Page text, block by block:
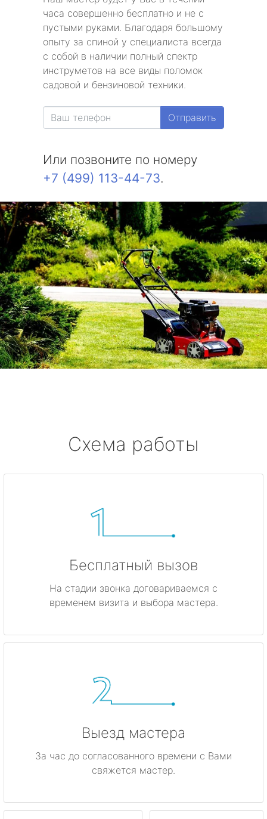
часа совершенно бесплатно и не с
пустыми руками. Благодаря большому
опыту за спиной у специалиста всегда
с собой в наличии полный спектр
инструметов на все виды поломок
садовой и бензиновой техники.
Отправить
Или позвоните по номеру
+7 (499) 113-44-73.
Схема работы
Бесплатный вызов
На стадии звонка договариваемся с
временем визита и выбора мастера.
Выезд мастера
За час до согласованного времени с Вами
свяжется мастер.